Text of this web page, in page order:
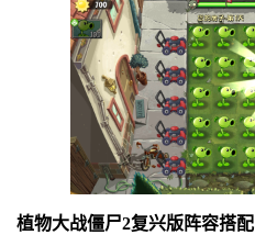
植物大战僵尸2复兴版阵容搭配